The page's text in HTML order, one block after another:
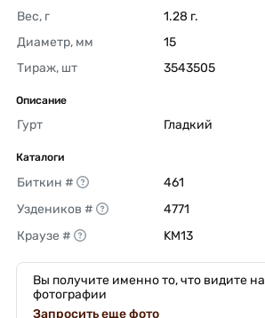
Вес, г
1.28 г.
Диаметр, мм
15
Тираж, шт
3543505
Описание
Гурт Гладкий
Каталоги
Биткин #
461
Уздеников #
4771
Краузе #
KM13
Вы получите именно то, что видите на
фотографии
Запросить еще фото